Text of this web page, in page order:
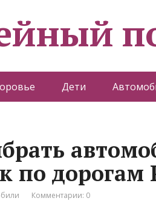
Дети
по дорогам
Комментарии: 0